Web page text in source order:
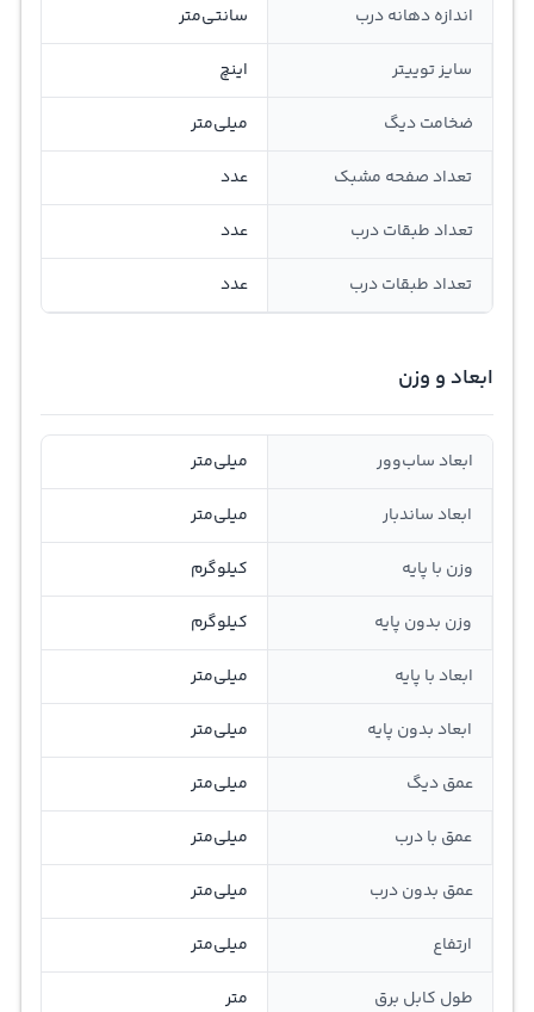
اندازه دهانه درب سانتی‌متر
سایز توییتر اینچ
ضخامت دیگ میلی‌متر
تعداد صفحه مشبک عدد
تعداد طبقات درب عدد
تعداد طبقات درب عدد
ابعاد و وزن
ابعاد ساب‌وور میلی‌متر
ابعاد ساندبار میلی‌متر
وزن با پایه کیلوگرم
وزن بدون پایه کیلوگرم
ابعاد با پایه میلی‌متر
ابعاد بدون پایه میلی‌متر
عمق دیگ میلی‌متر
عمق با درب میلی‌متر
عمق بدون درب میلی‌متر
ارتفاع میلی‌متر
طول کابل برق متر